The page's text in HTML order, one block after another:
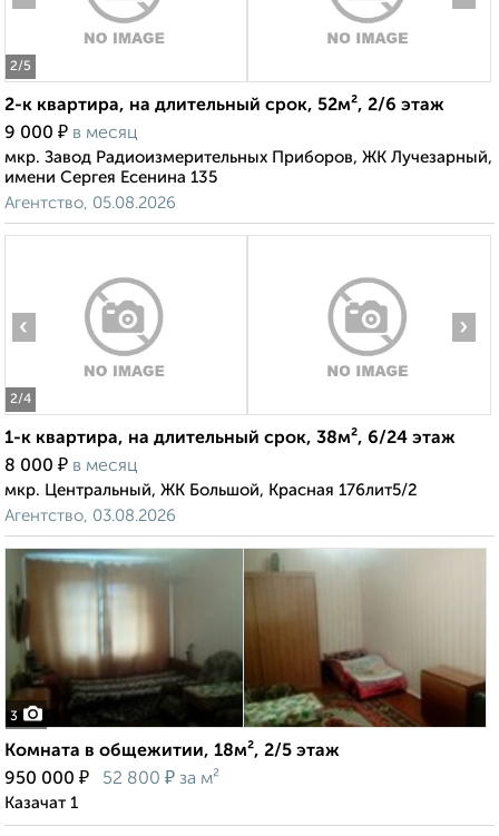
2/5
2-к квартира, на длительный срок, 52м², 2/6 этаж
9 000 ₽ в месяц
мкр. Завод Радиоизмерительных Приборов, ЖК Лучезарный,
имени Сергея Есенина 135
Агентство, 05.08.2026
2/4
‹ ›
1-к квартира, на длительный срок, 38м², 6/24 этаж
8 000 ₽ в месяц
мкр. Центральный, ЖК Большой, Красная 176лит5/2
Агентство, 03.08.2026
3
Комната в общежитии, 18м², 2/5 этаж
950 000 ₽ 52 800 ₽ за м²
Казачат 1